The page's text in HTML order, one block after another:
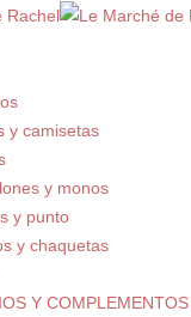
y camisetas
y monos
y punto
y chaquetas
Y COMPLEMENTOS